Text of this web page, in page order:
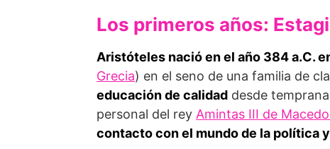
Los primeros años:
Aristóteles nació en el año 384 a.C.
Grecia) en el seno de una familia de
educación de calidad desde
personal del rey Amintas III de
contacto con el mundo de la política